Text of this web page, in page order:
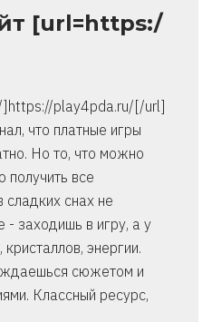
[url=https:/
play4pda.ru/[/url]
что платные игры
Но то, что можно
получить все
снах не
- заходишь в игру, а у
энергии.
сюжетом и
Классный ресурс,